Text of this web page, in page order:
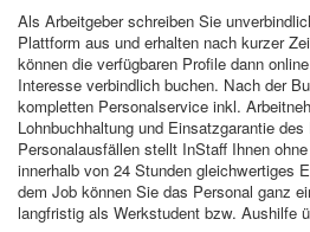
Als Arbeitgeber schreiben Sie
Plattform aus und erhalten nach kurzer
können die verfügbaren Profile dann
Interesse verbindlich buchen. Nach der
kompletten Personalservice inkl.
Lohnbuchhaltung und Einsatzgarantie
Personalausfällen stellt InStaff Ihnen
innerhalb von 24 Stunden gleichwertiges
dem Job können Sie das Personal ganz
langfristig als Werkstudent bzw. Aushilfe